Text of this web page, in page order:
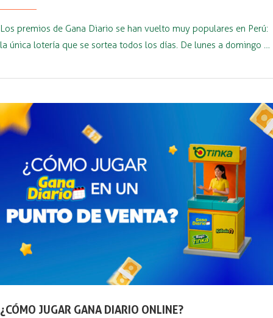
Los premios de Gana Diario se han vuelto muy populares en Perú:
la única lotería que se sortea todos los días. De lunes a domingo …
¿CÓMO JUGAR GANA DIARIO ONLINE?